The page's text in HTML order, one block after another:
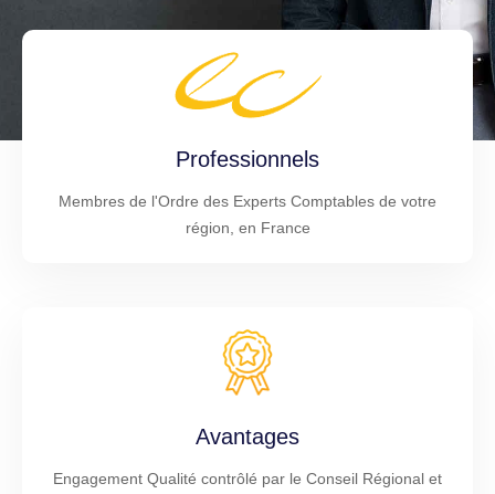
Professionnels
Membres de l'Ordre des Experts Comptables de votre
région, en France
Avantages
Engagement Qualité contrôlé par le Conseil Régional et